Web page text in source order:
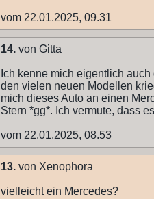
vom 22.01.2025, 09.31
14. von Gitta
Ich kenne mich eigentlich
den vielen neuen Modellen
mich dieses Auto an einen
Stern *gg*. Ich vermute, dass
vom 22.01.2025, 08.53
13. von Xenophora
vielleicht ein Mercedes?